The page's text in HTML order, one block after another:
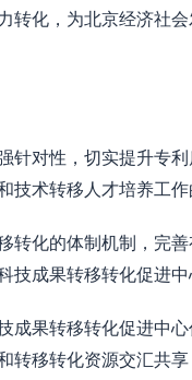
转化，为北京经济社
针对性，切实提升专
术转移人才培养工作
转化的体制机制，完
成果转移转化促进中
成果转移转化促进中
转移转化资源交汇共